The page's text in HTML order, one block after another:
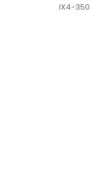
IX4-350